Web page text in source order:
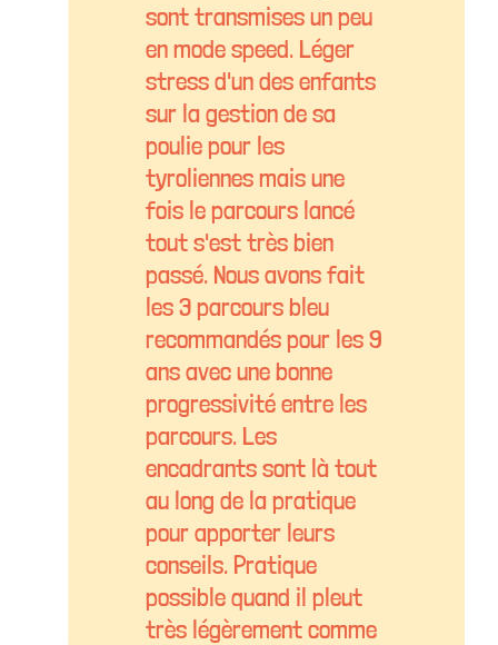
sont transmises un peu
en mode speed. Léger
stress d'un des enfants
sur la gestion de sa
poulie pour les
tyroliennes mais une
fois le parcours lancé
tout s'est très bien
passé. Nous avons fait
les 3 parcours bleu
recommandés pour les 9
ans avec une bonne
progressivité entre les
parcours. Les
encadrants sont là tout
au long de la pratique
pour apporter leurs
conseils. Pratique
possible quand il pleut
très légèrement comme